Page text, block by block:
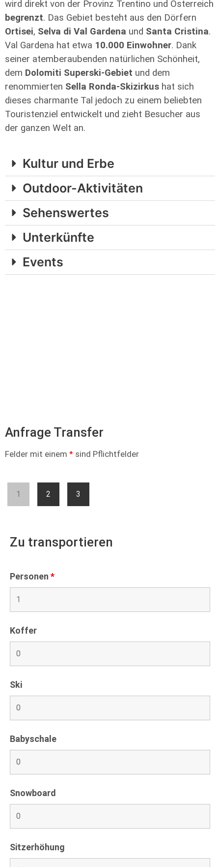
wird direkt von der Provinz Trentino und Österreich
begrenzt. Das Gebiet besteht aus den Dörfern
Ortisei, Selva di Val Gardena und Santa Cristina.
Val Gardena hat etwa 10.000 Einwohner. Dank
seiner atemberaubenden natürlichen Schönheit,
dem Dolomiti Superski-Gebiet und dem
renommierten Sella Ronda-Skizirkus hat sich
dieses charmante Tal jedoch zu einem beliebten
Touristenziel entwickelt und zieht Besucher aus
der ganzen Welt an.
Kultur und Erbe
Outdoor-Aktivitäten
Sehenswertes
Unterkünfte
Events
Anfrage Transfer
Felder mit einem * sind Pflichtfelder
1 2 3
Zu transportieren
Personen *
Koffer
Ski
Babyschale
Snowboard
Sitzerhöhung